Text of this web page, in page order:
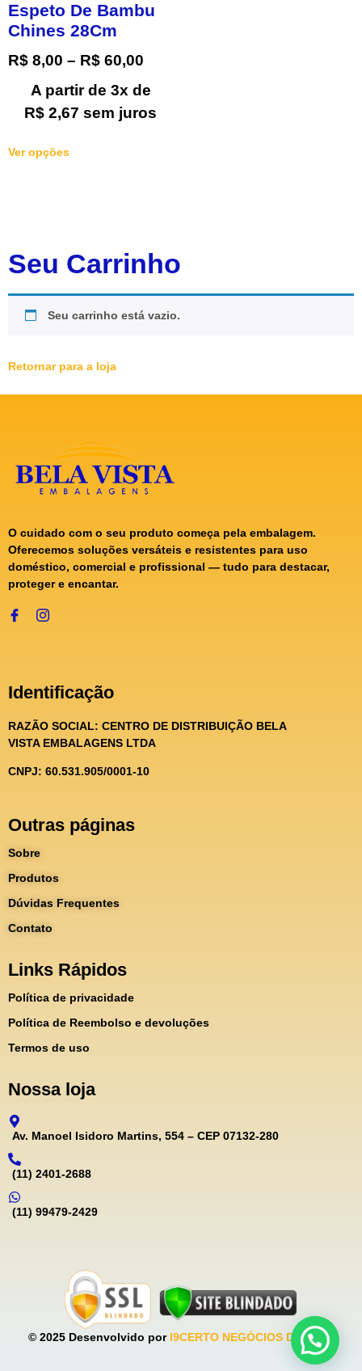
Espeto De Bambu
Chines 28Cm
R$ 8,00 – R$ 60,00
A partir de 3x de
R$ 2,67 sem juros
Ver opções
Seu Carrinho
Seu carrinho está vazio.
Retornar para a loja
O cuidado com o seu produto começa pela embalagem.
Oferecemos soluções versáteis e resistentes para uso
doméstico, comercial e profissional — tudo para destacar,
proteger e encantar.
Identificação
RAZÃO SOCIAL: CENTRO DE DISTRIBUIÇÃO BELA
VISTA EMBALAGENS LTDA
CNPJ: 60.531.905/0001-10
Outras páginas
Sobre
Produtos
Dúvidas Frequentes
Contato
Links Rápidos
Política de privacidade
Política de Reembolso e devoluções
Termos de uso
Nossa loja
Av. Manoel Isidoro Martins, 554 – CEP 07132-280
(11) 2401-2688
(11) 99479-2429
© 2025 Desenvolvido por I9CERTO NEGÓCIOS DIGITAIS